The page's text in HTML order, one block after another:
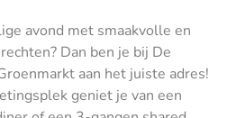
avond met smaakvolle en
Dan ben je bij De
aan het juiste adres!
geniet je van een